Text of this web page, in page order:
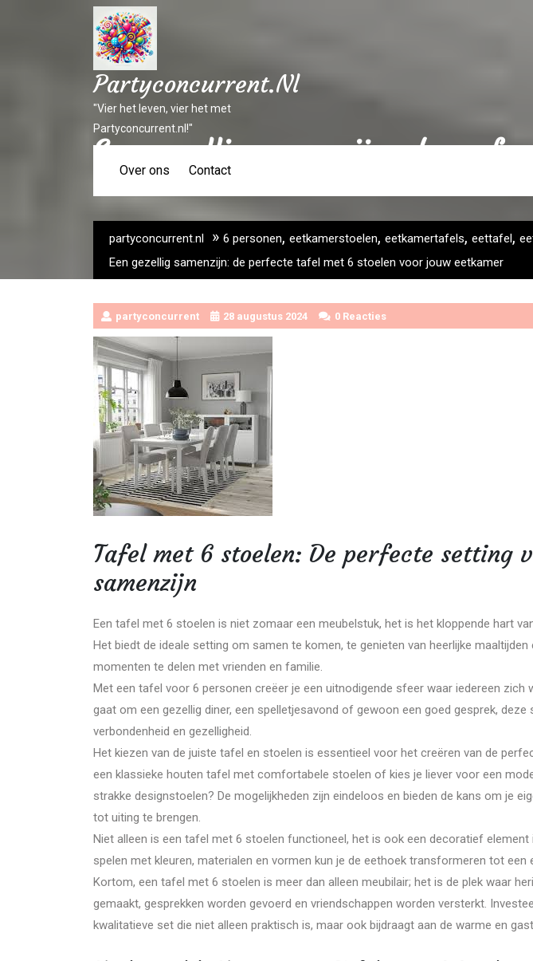
Partyconcurrent.nl
"Vier het leven, vier het met
Partyconcurrent.nl!"
Over ons Contact
Een gezellig samenzijn: de
eetkamer
partyconcurrent.nl » 6 personen, eetkamerstoelen, eetkamertafels, eettafel,
Een gezellig samenzijn: de perfecte tafel met 6 stoelen voor jouw eetkamer
partyconcurrent 28 augustus 2024 0 Reacties
Tafel met 6 stoelen: De perfecte setting
samenzijn
Een tafel met 6 stoelen is niet zomaar een meubelstuk, het is het kloppende hart
Het biedt de ideale setting om samen te komen, te genieten van heerlijke maaltijden
momenten te delen met vrienden en familie.
Met een tafel voor 6 personen creëer je een uitnodigende sfeer waar iedereen zich
gaat om een gezellig diner, een spelletjesavond of gewoon een goed gesprek,
verbondenheid en gezelligheid.
Het kiezen van de juiste tafel en stoelen is essentieel voor het creëren van de
een klassieke houten tafel met comfortabele stoelen of kies je liever voor een
strakke designstoelen? De mogelijkheden zijn eindeloos en bieden de kans om je
tot uiting te brengen.
Niet alleen is een tafel met 6 stoelen functioneel, het is ook een decoratief element
spelen met kleuren, materialen en vormen kun je de eethoek transformeren tot een
Kortom, een tafel met 6 stoelen is meer dan alleen meubilair; het is de plek waar
gemaakt, gesprekken worden gevoerd en vriendschappen worden versterkt.
kwalitatieve set die niet alleen praktisch is, maar ook bijdraagt aan de warme en